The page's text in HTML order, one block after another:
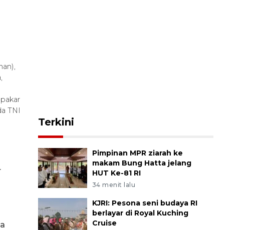
TNI
Terkini
Pimpinan MPR ziarah ke
makam Bung Hatta jelang
HUT Ke-81 RI
34 menit lalu
KJRI: Pesona seni budaya RI
berlayar di Royal Kuching
Cruise